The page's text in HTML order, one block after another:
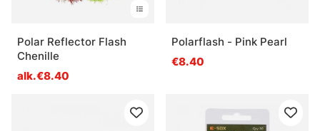
Polar Reflector Flash
Chenille
alk.€8.40
Polarflash - Pink Pearl
€8.40